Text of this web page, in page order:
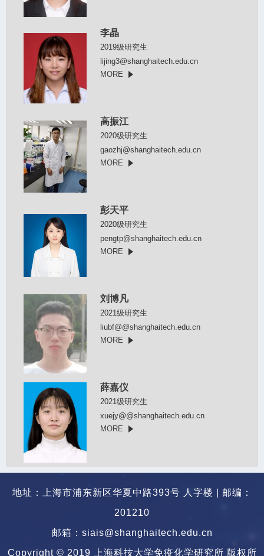
李晶
2019级研究生
lijing3@shanghaitech.edu.cn
MORE
高振江
2020级研究生
gaozhj@shanghaitech.edu.cn
MORE
彭天平
2020级研究生
pengtp@shanghaitech.edu.cn
MORE
刘博凡
2021级研究生
liubf@@shanghaitech.edu.cn
MORE
薛嘉仪
2021级研究生
xuejy@@shanghaitech.edu.cn
MORE
地址：上海市浦东新区华夏中路393号 人字楼 | 邮编：
201210
邮箱：siais@shanghaitech.edu.cn
Copyright © 2019 上海科技大学免疫化学研究所 版权所